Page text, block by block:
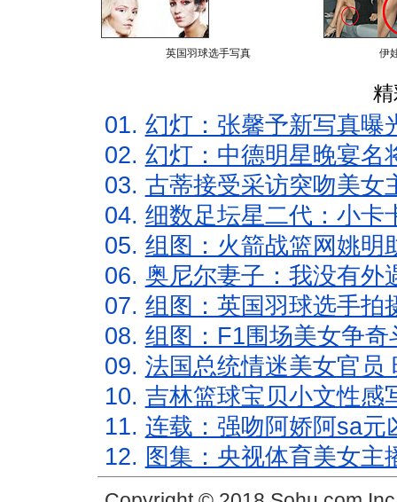
英国羽球选手写真 伊
01. 幻灯：张馨予新写真曝
02. 幻灯：中德明星晚宴名
03. 古蒂接受采访突吻美女
04. 细数足坛星二代：小卡
05. 组图：火箭战篮网姚明
06. 奥尼尔妻子：我没有外
07. 组图：英国羽球选手拍
08. 组图：F1围场美女争
09. 法国总统情迷美女官员
10. 吉林篮球宝贝小文性感
11. 连载：强吻阿娇阿sa元
12. 图集：央视体育美女主